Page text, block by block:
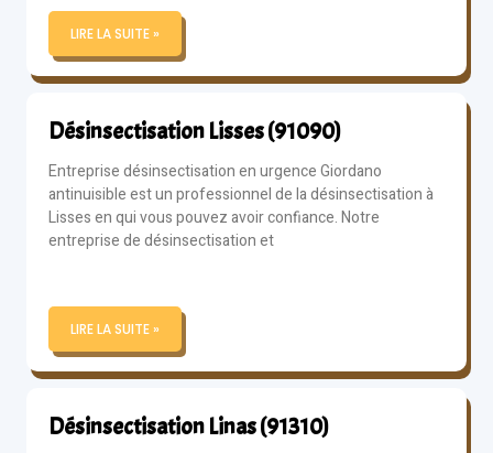
LIRE LA SUITE »
Désinsectisation Lisses (91090)
Entreprise désinsectisation en urgence Giordano
antinuisible est un professionnel de la désinsectisation à
Lisses en qui vous pouvez avoir confiance. Notre
entreprise de désinsectisation et
LIRE LA SUITE »
Désinsectisation Linas (91310)